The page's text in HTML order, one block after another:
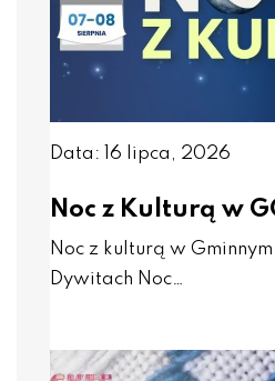
Data: 16 lipca, 2026
Noc z Kulturą w
Noc z kulturą w
Dywitach Noc…